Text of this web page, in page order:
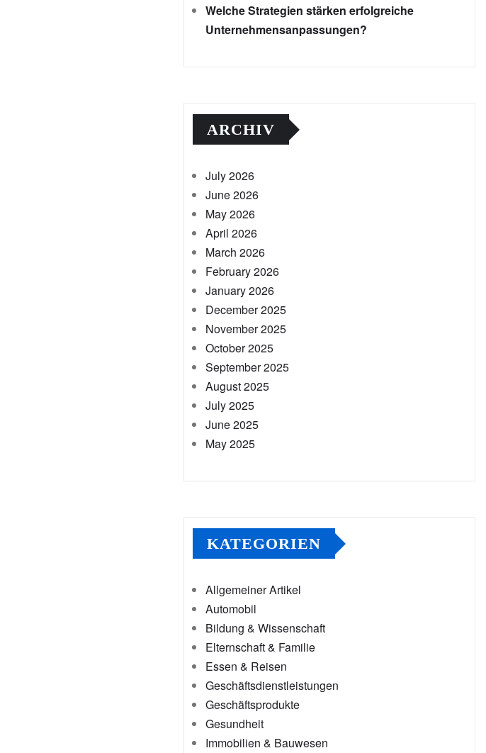
Welche Strategien stärken erfolgreiche
Unternehmensanpassungen?
ARCHIV
July 2026
June 2026
May 2026
April 2026
March 2026
February 2026
January 2026
December 2025
November 2025
October 2025
September 2025
August 2025
July 2025
June 2025
May 2025
KATEGORIEN
Allgemeiner Artikel
Automobil
Bildung & Wissenschaft
Elternschaft & Familie
Essen & Reisen
Geschäftsdienstleistungen
Geschäftsprodukte
Gesundheit
Immobilien & Bauwesen